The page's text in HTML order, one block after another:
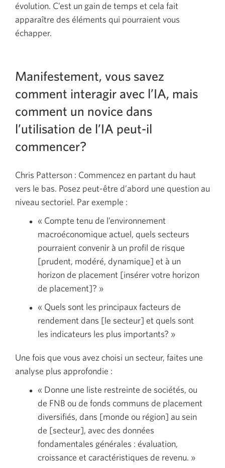
évolution. C’est un gain de temps et cela fait
apparaître des éléments qui pourraient vous
échapper.
Manifestement, vous savez
comment interagir avec l’IA, mais
comment un novice dans
l’utilisation de l’IA peut-il
commencer?
Chris Patterson : Commencez en partant du haut
vers le bas. Posez peut-être d’abord une question au
niveau sectoriel. Par exemple :
« Compte tenu de l’environnement
macroéconomique actuel, quels secteurs
pourraient convenir à un profil de risque
[prudent, modéré, dynamique] et à un
horizon de placement [insérer votre horizon
de placement]? »
« Quels sont les principaux facteurs de
rendement dans [le secteur] et quels sont
les indicateurs les plus importants? »
Une fois que vous avez choisi un secteur, faites une
analyse plus approfondie :
« Donne une liste restreinte de sociétés, ou
de FNB ou de fonds communs de placement
diversifiés, dans [monde ou région] au sein
de [secteur], avec des données
fondamentales générales : évaluation,
croissance et caractéristiques de revenu. »